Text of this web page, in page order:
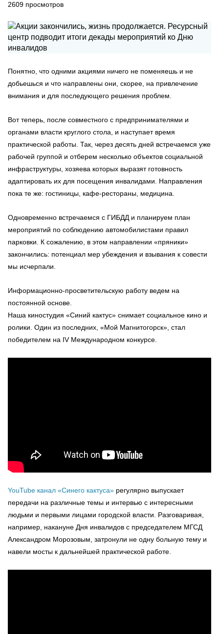
2609 просмотров
Понятно, что одними акциями ничего не поменяешь и не
добьешься и что направлены они, скорее, на привлечение
внимания и для последующего решения проблем.
Вот теперь, после совместного с предпринимателями и
органами власти круглого стола, и наступает время
практической работы. Так, через десять дней встречаемся уже
рабочей группой и отберем несколько объектов социальной
инфраструктуры, хозяева которых выразят готовность
адаптировать их для посещения инвалидами. Направления
пока те же: гостиницы, кафе-рестораны, медицина.
Одновременно встречаемся с ГИБДД и планируем план
мероприятий по соблюдению автомобилистами правил
парковки. К сожалению, в этом направлении «пряники»
закончились: потенциал мер убеждения и взывания к совести
мы исчерпали.
Информационно-просветительскую работу ведем на
постоянной основе.
Наша киностудия «Синий кактус» снимает социальное кино и
ролики. Один из последних, «Мой Магнитогорск», стал
победителем на IV Международном конкурсе.
YouTube канал «Синего кактуса» регулярно выпускает
передачи на различные темы и интервью с интересными
людьми и первыми лицами городской власти. Разговаривая,
например, накануне Дня инвалидов с председателем МГСД
Александром Морозовым, затронули не одну больную тему и
навели мосты к дальнейшей практической работе.